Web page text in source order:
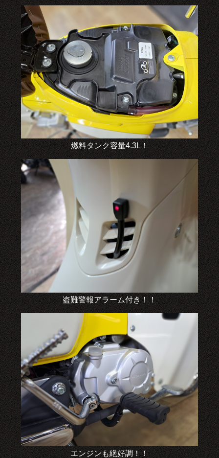
燃料タンク容量4.3L！
盗難警報アラーム付き！！
エンジンも絶好調！！